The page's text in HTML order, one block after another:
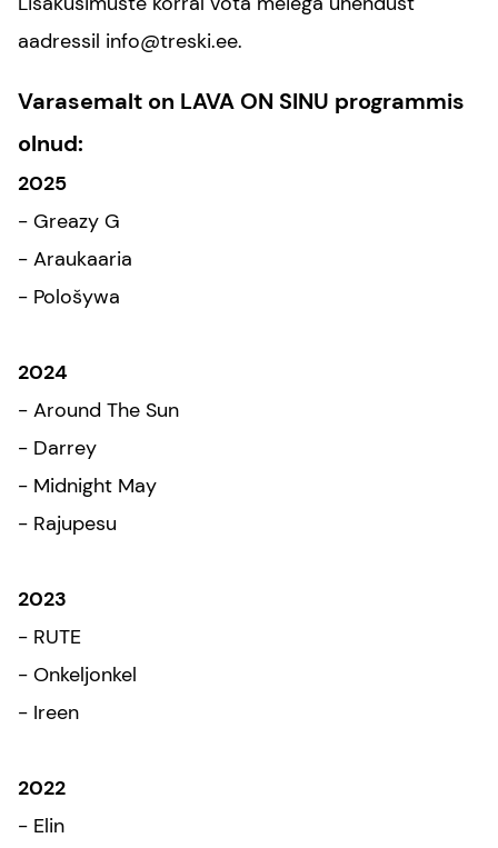
aadressil info@treski.ee.
Varasemalt on LAVA ON SINU programmis
olnud:
2025
- Greazy G
- Araukaaria
- Pološywa
2024
- Around The Sun
- Darrey
- Midnight May
- Rajupesu
2023
- RUTE
- Onkeljonkel
- Ireen
2022
- Elin